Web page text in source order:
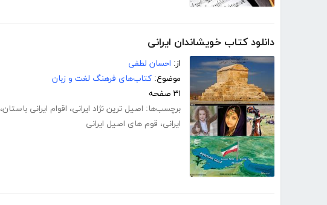
دانلود کتاب خویشاندان ایرانی
از: احسان لطفی
موضوع: کتاب‌های فرهنگ لغت و زبان
۳۱ صفحه
برچسب‌ها: اصیل ترین نژاد ایرانی، اقوام ایرانی باستان،
ایرانی، قوم های اصیل ایرانی